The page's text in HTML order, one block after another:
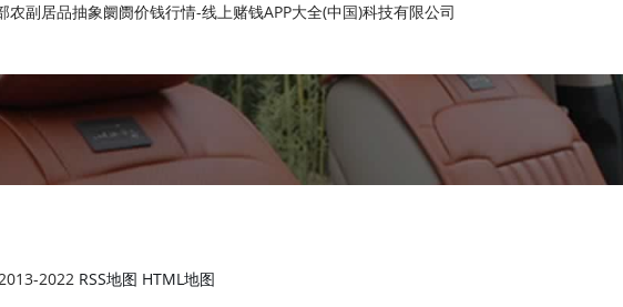
副居品抽象阛阓价钱行情-线上赌钱APP大全(中国)科技有限公司
2022 RSS地图 HTML地图